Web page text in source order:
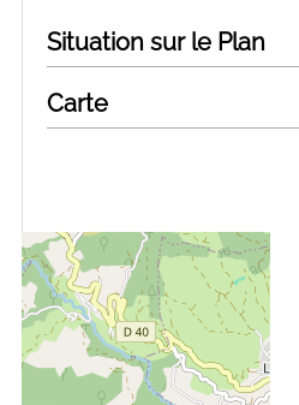
Situation sur le Plan
Carte